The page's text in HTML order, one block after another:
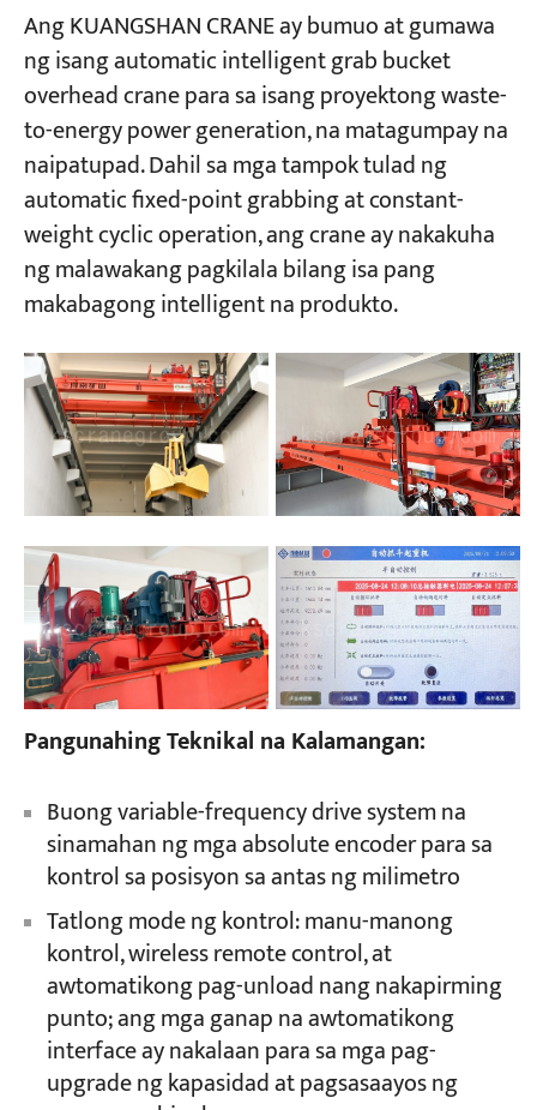
Ang KUANGSHAN CRANE ay bumuo at gumawa
ng isang automatic intelligent grab bucket
overhead crane para sa isang proyektong waste-
to-energy power generation, na matagumpay na
naipatupad. Dahil sa mga tampok tulad ng
automatic fixed-point grabbing at constant-
weight cyclic operation, ang crane ay nakakuha
ng malawakang pagkilala bilang isa pang
makabagong intelligent na produkto.
Pangunahing Teknikal na Kalamangan:
Buong variable-frequency drive system na
sinamahan ng mga absolute encoder para sa
kontrol sa posisyon sa antas ng milimetro
Tatlong mode ng kontrol: manu-manong
kontrol, wireless remote control, at
awtomatikong pag-unload nang nakapirming
punto; ang mga ganap na awtomatikong
interface ay nakalaan para sa mga pag-
upgrade ng kapasidad at pagsasaayos ng